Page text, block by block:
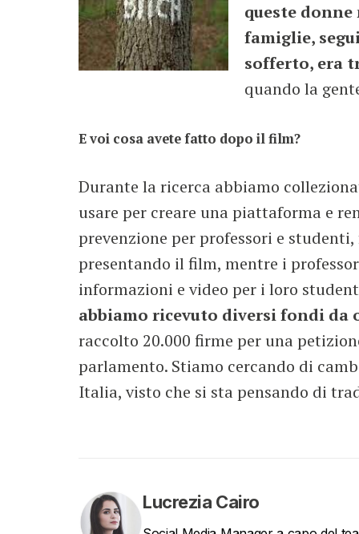
queste
famiglie,
sofferto, era
quando la
E voi cosa avete fatto dopo il film?
Durante la ricerca abbiamo
usare per creare una piattaforma e
prevenzione per professori e
presentando il film, mentre i
informazioni e video per i loro
abbiamo ricevuto diversi fondi
raccolto 20.000 firme per una
parlamento. Stiamo cercando di
Italia, visto che si sta pensando di
Lucrezia Cairo